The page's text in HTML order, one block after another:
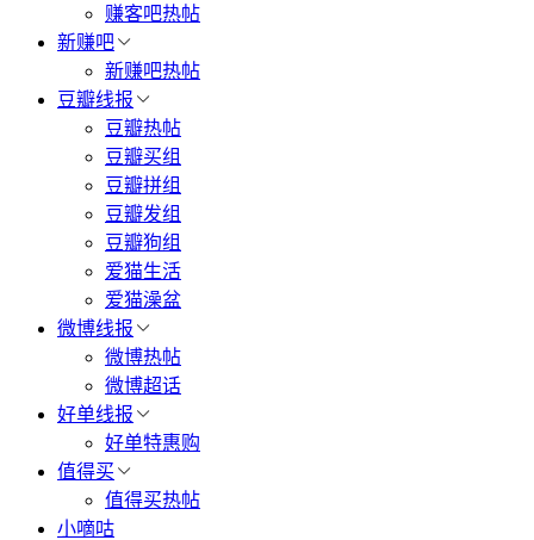
赚客吧热帖
新赚吧
新赚吧热帖
豆瓣线报
豆瓣热帖
豆瓣买组
豆瓣拼组
豆瓣发组
豆瓣狗组
爱猫生活
爱猫澡盆
微博线报
微博热帖
微博超话
好单线报
好单特惠购
值得买
值得买热帖
小嘀咕